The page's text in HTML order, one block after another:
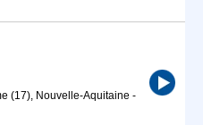
(17), Nouvelle-Aquitaine -